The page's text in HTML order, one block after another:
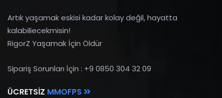
Artık yaşamak eskisi kadar kolay değil, hayatta
kalabiliecekmisin!
RigorZ Yaşamak İçin Öldür
Sipariş Sorunları İçin : +9 0850 304 32 09
ÜCRETSIZ MMOFPS